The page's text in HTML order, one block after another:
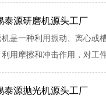
泰源研磨机源头工厂
机是一种利用振动、离心或
利用摩擦和冲击作用，对工
泰源抛光机源头工厂